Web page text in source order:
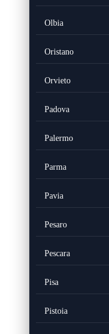
Olbia
Oristano
Orvieto
Padova
Palermo
Parma
Pavia
Pesaro
Pescara
Pisa
Pistoia